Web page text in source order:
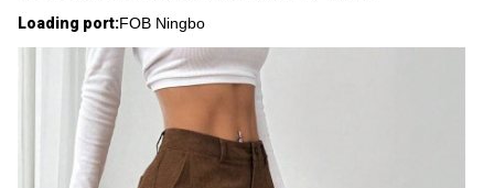
Loading port:FOB Ningbo